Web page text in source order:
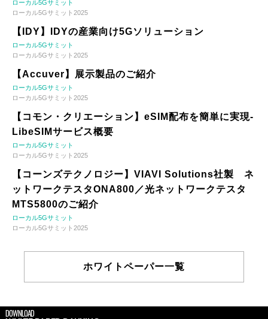
ローカル5Gサミット
ローカル5Gサミット2025
【IDY】IDYの産業向け5Gソリューション
ローカル5Gサミット
ローカル5Gサミット2025
【Accuver】展示製品のご紹介
ローカル5Gサミット
ローカル5Gサミット2025
【コモン・クリエーション】eSIM配布を簡単に実現-
LibeSIMサービス概要
ローカル5Gサミット
ローカル5Gサミット2025
【コーンズテクノロジー】VIAVI Solutions社製 ネ
ットワークテスタONA800／光ネットワークテスタ
MTS5800のご紹介
ローカル5Gサミット
ローカル5Gサミット2025
ホワイトペーパー一覧
DOWNLOAD